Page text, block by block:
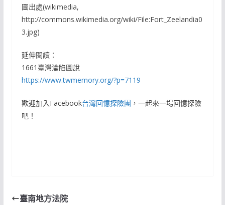
圖出處(wikimedia,
http://commons.wikimedia.org/wiki/File:Fort_Zeelandia0
3.jpg)
延伸閱讀：
1661臺灣淪陷圖說
https://www.twmemory.org/?p=7119
歡迎加入Facebook台灣回憶探險團 ，一起來一場回憶探險
吧！
臺南地方法院